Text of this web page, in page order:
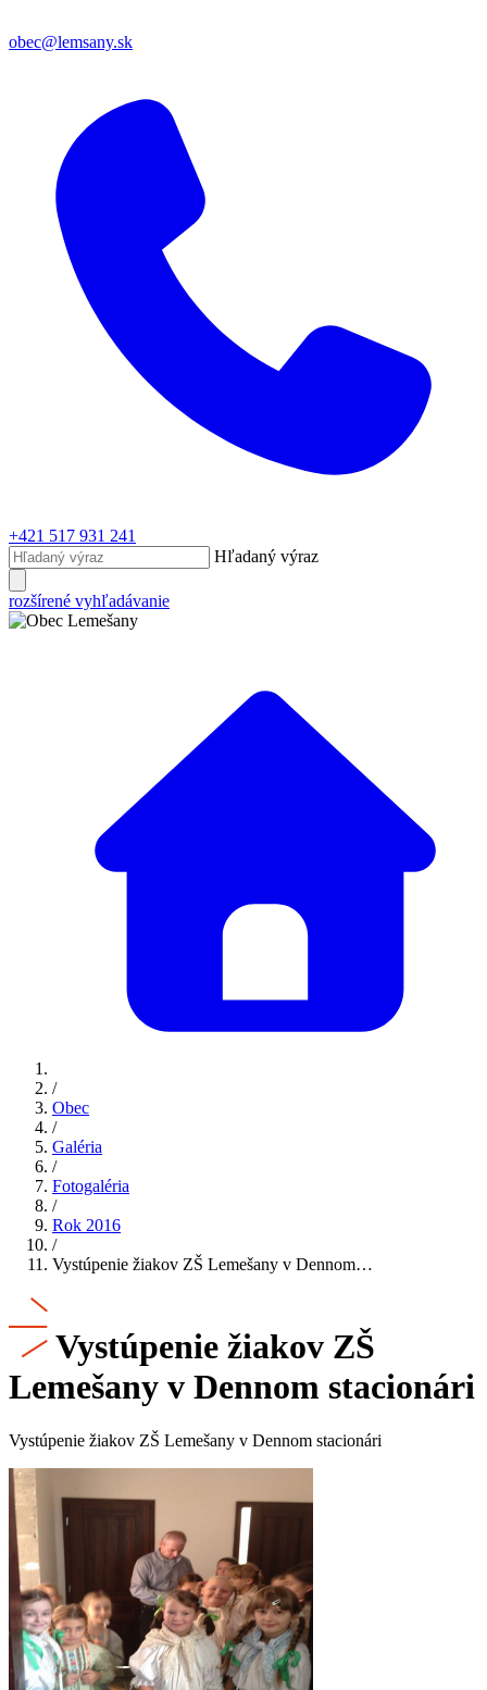
obec@lemsany.sk
+421 517 931 241
Hľadaný výraz
rozšírené vyhľadávanie
/
Obec
/
Galéria
/
Fotogaléria
/
Rok 2016
/
Vystúpenie žiakov ZŠ Lemešany v Dennom…
Vystúpenie žiakov ZŠ
Lemešany v Dennom stacionári
Vystúpenie žiakov ZŠ Lemešany v Dennom stacionári